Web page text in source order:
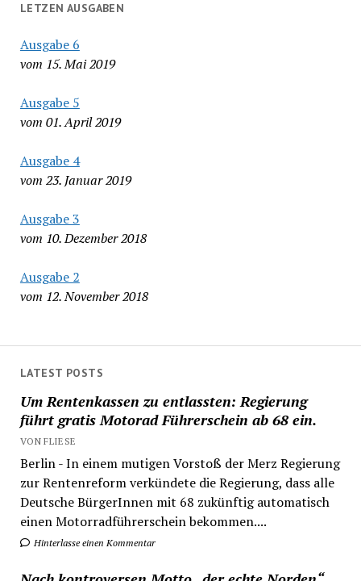
LETZEN AUSGABEN
Ausgabe 6
vom 15. Mai 2019
Ausgabe 5
vom 01. April 2019
Ausgabe 4
vom 23. Januar 2019
Ausgabe 3
vom 10. Dezember 2018
Ausgabe 2
vom 12. November 2018
LATEST POSTS
Um Rentenkassen zu entlassten: Regierung
führt gratis Motorad Führerschein ab 68 ein.
VON FLIESE
Berlin - In einem mutigen Vorstoß der Merz Regierung
zur Rentenreform verkündete die Regierung, dass alle
Deutsche BürgerInnen mit 68 zukünftig automatisch
einen Motorradführerschein bekommen....
Hinterlasse einen Kommentar